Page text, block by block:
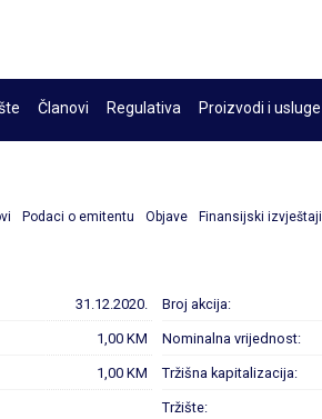
Članovi Regulativa Proizvodi i usluge
Podaci o emitentu Objave Finansijski izvještaji
31.12.2020.
1,00 KM
1,00 KM
Broj akcija:
Nominalna vrijednost:
Tržišna kapitalizacija:
Tržište: